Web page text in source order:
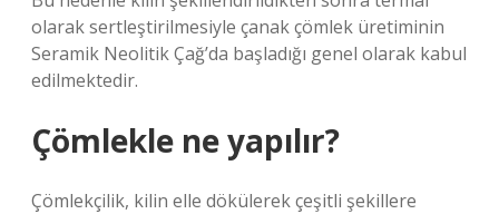
olarak sertleştirilmesiyle çanak çömlek üretiminin
Seramik Neolitik Çağ’da başladığı genel olarak kabul
edilmektedir.
Çömlekle ne yapılır?
Çömlekçilik, kilin elle dökülerek çeşitli şekillere